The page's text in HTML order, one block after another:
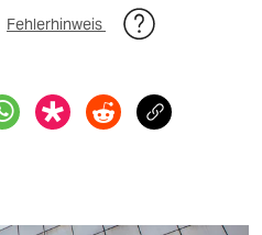
Fehlerhinweis